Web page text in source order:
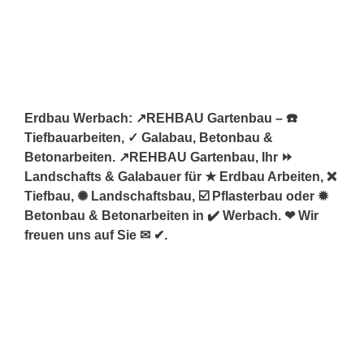
Erdbau Werbach: ↗️REHBAU Gartenbau – ☎️
Tiefbauarbeiten, ✓ Galabau, Betonbau &
Betonarbeiten. ↗️REHBAU Gartenbau, Ihr ⏩
Landschafts & Galabauer für ★ Erdbau Arbeiten, ❌
Tiefbau, ✺ Landschaftsbau, ☑️ Pflasterbau oder ✹
Betonbau & Betonarbeiten in ✔️ Werbach. ❤ Wir
freuen uns auf Sie ✉ ✔.